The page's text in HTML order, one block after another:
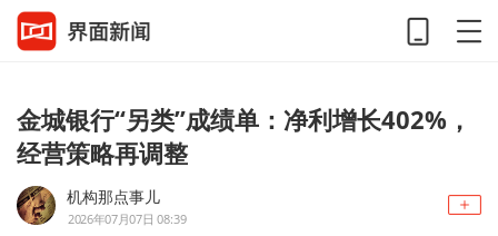
金城银行“另类”成绩单：净利增长402%，
经营策略再调整
机构那点事儿
2026年07月07日 08:39